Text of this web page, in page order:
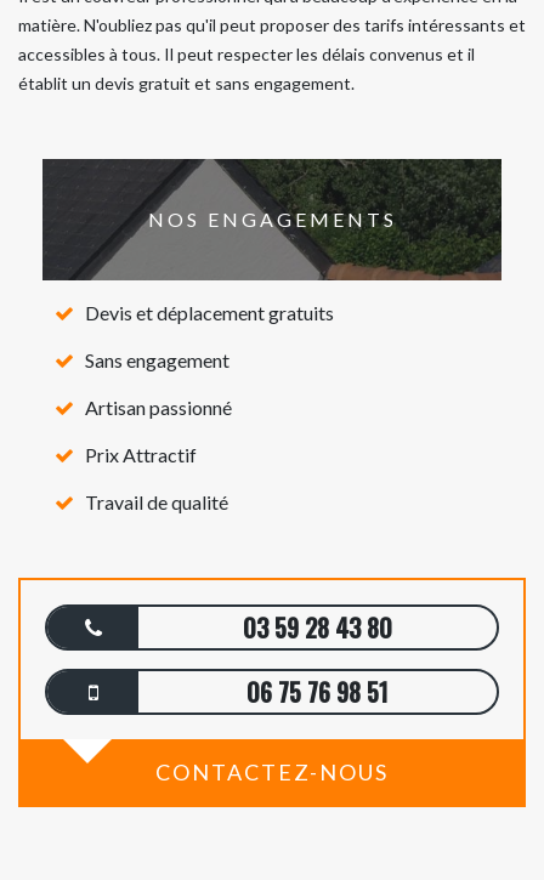
matière. N'oubliez pas qu'il peut proposer des tarifs intéressants et
accessibles à tous. Il peut respecter les délais convenus et il
établit un devis gratuit et sans engagement.
NOS ENGAGEMENTS
Devis et déplacement gratuits
Sans engagement
Artisan passionné
Prix Attractif
Travail de qualité
03 59 28 43 80
06 75 76 98 51
CONTACTEZ-NOUS